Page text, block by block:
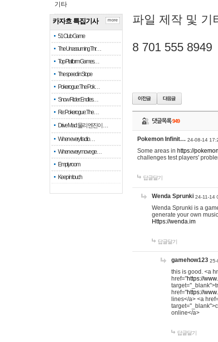
기타
카자흐 특집기사
51 Club Game
The Unassuming Thr…
Top Platform Games…
The speed in Slope
Pokerogue: The Pok…
Snow Rider: Endles…
Re: Pokerogue: The…
Drive Mad: 물리 엔진이 …
When every fractio…
When every move ge…
Empty room
Keep in touch
more 파일 제작 및 기
8 701 555 8949
댓글목록949
Pokemon Infinit… 24-08-14
Some areas in https://
challenges test players'
답글달기
Wenda Sprunki 24-11-14
Wenda Sprunki is a
generate your own
Https://wenda.im
답글달기
gamehow123 25-
this is good. <a
href="https://
href="https://
lines</a> <a
online</a>
답글달기